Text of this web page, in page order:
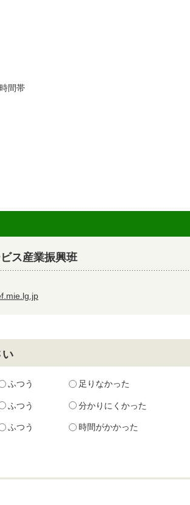
間帯
ス産業振興班
い
ふつう 足りなかった
ふつう 分かりにくかった
ふつう 時間がかかった